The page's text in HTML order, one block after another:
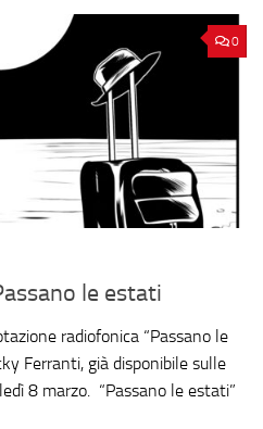
0
le estati
radiofonica “Passano le
Ferranti, già disponibile sulle
8 marzo. “Passano le estati”